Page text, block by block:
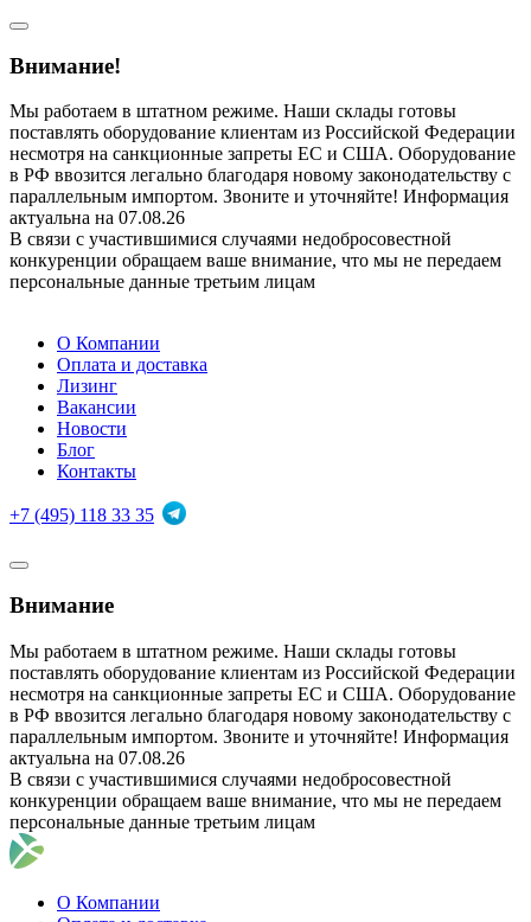
Внимание!
Мы работаем в штатном режиме. Наши склады готовы
поставлять оборудование клиентам из Российской Федерации
несмотря на санкционные запреты ЕС и США. Оборудование
в РФ ввозится легально благодаря новому законодательству с
параллельным импортом. Звоните и уточняйте! Информация
актуальна на 07.08.26
В связи с участившимися случаями недобросовестной
конкуренции обращаем ваше внимание, что мы не передаем
персональные данные третьим лицам
О Компании
Оплата и доставка
Лизинг
Вакансии
Новости
Блог
Контакты
+7 (495) 118 33 35
Внимание
Мы работаем в штатном режиме. Наши склады готовы
поставлять оборудование клиентам из Российской Федерации
несмотря на санкционные запреты ЕС и США. Оборудование
в РФ ввозится легально благодаря новому законодательству с
параллельным импортом. Звоните и уточняйте! Информация
актуальна на 07.08.26
В связи с участившимися случаями недобросовестной
конкуренции обращаем ваше внимание, что мы не передаем
персональные данные третьим лицам
О Компании